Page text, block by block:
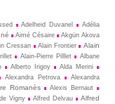
Adelheid Duvanel
Adélia
Aimé Césaire
Akgün Akova
Cressan Alain Frontier
Alain
Alain-Pierre Pilllet
Albane
Alberto Irigoy
Alda Merini
Alexandra Petrova
Alexandra
Romanès
Alexis Bernaut
Vigny Alfred Delvau
Alfred